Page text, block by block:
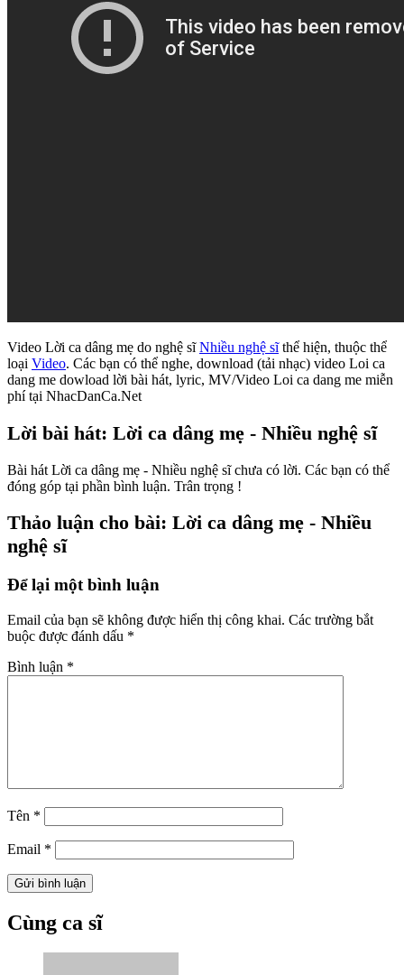
Video Lời ca dâng mẹ do nghệ sĩNhiều nghệ sĩthể hiện, thuộc thể
loại Video. Các bạn có thể nghe, download (tải nhạc) video Loi ca
dang me dowload lời bài hát, lyric, MV/Video Loi ca dang me miễn
phí tại NhacDanCa.Net
Lời bài hát: Lời ca dâng mẹ - Nhiều nghệ sĩ
Bài hát Lời ca dâng mẹ - Nhiều nghệ sĩ chưa có lời. Các bạn có thể
đóng góp tại phần bình luận. Trân trọng !
Thảo luận cho bài: Lời ca dâng mẹ - Nhiều
nghệ sĩ
Để lại một bình luận
Email của bạn sẽ không được hiển thị công khai. Các trường bắt
buộc được đánh dấu *
Bình luận *
Tên *
Email *
Cùng ca sĩ